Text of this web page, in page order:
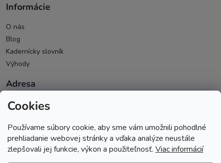
Cookies
Používame súbory cookie, aby sme vám umožnili pohodlné
prehliadanie webovej stránky a vďaka analýze neustále
zlepšovali jej funkcie, výkon a použiteľnosť. Viac informácií
Informácie
O nás
Blog
Kadernícky slovník
Výhody
Adresa
Oravická 614/14
Okres Tvrdošín